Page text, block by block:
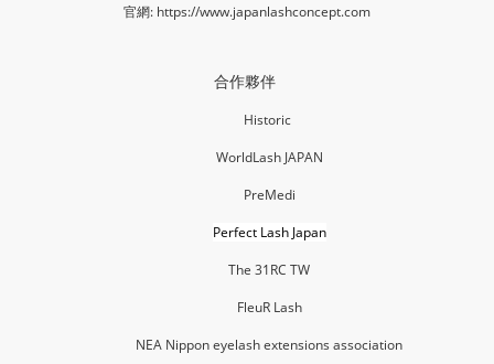
官網: https://www.japanlashconcept.com
合作夥伴
Historic
WorldLash JAPAN
PreMedi
Perfect Lash Japan
The 31RC TW
FleuR Lash
NEA Nippon eyelash extensions association